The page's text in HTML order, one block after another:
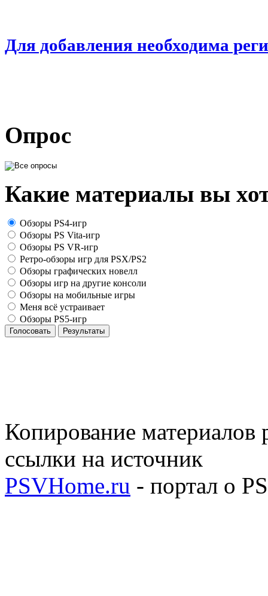
Для добавления необходима
Опрос
Какие материалы вы
Обзоры PS4-игр
Обзоры PS Vita-игр
Обзоры PS VR-игр
Ретро-обзоры игр для PSX/PS2
Обзоры графических новелл
Обзоры игр на другие консоли
Обзоры на мобильные игры
Меня всё устраивает
Обзоры PS5-игр
Голосовать Результаты
Копирование материалов
ссылки на источник
PSVHome.ru - портал о